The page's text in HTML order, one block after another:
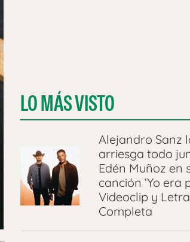
LO MÁS VISTO
Alejandro Sanz
arriesga todo
Edén Muñoz en
canción ‘Yo era
Videoclip y Letra
Completa